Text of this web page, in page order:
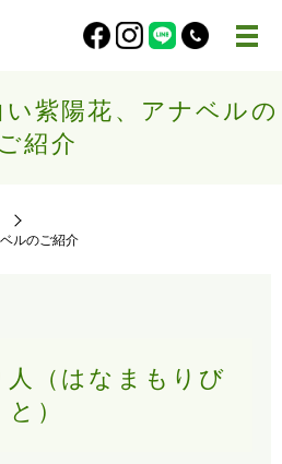
い紫陽花、アナベルの
ご紹介
ルのご紹介
人（はなまもりび
と）